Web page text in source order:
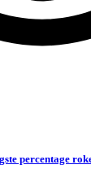
percentage